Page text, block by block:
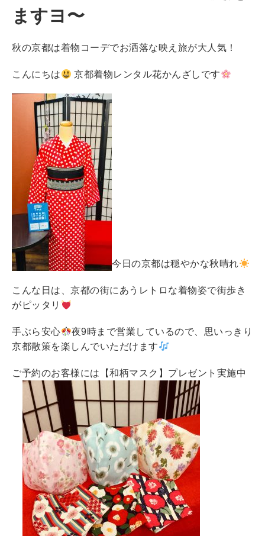
ますヨ〜
秋の京都は着物コーデでお洒落な映え旅が大人気！
こんにちは 京都着物レンタル花かんざしです
今日の京都は穏やかな秋晴れ
こんな日は、京都の街にあうレトロな着物姿で街歩き
がピッタリ
手ぶら安心
夜9時まで営業しているので、思いっきり
京都散策を楽しんでいただけます
ご予約のお客様には【和柄マスク】プレゼント実施中